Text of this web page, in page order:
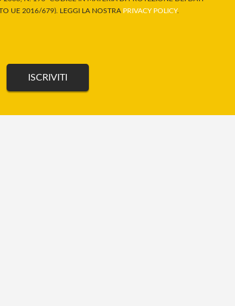
UE 2016/679). LEGGI LA NOSTRA PRIVACY POLICY.